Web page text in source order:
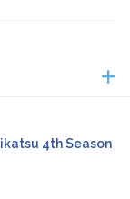
4th Season